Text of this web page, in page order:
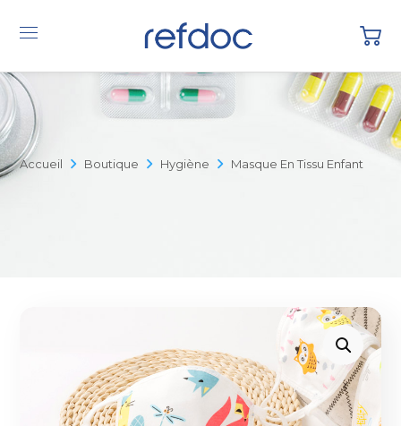
Accueil Boutique Hygiène Masque En Tissu Enfant